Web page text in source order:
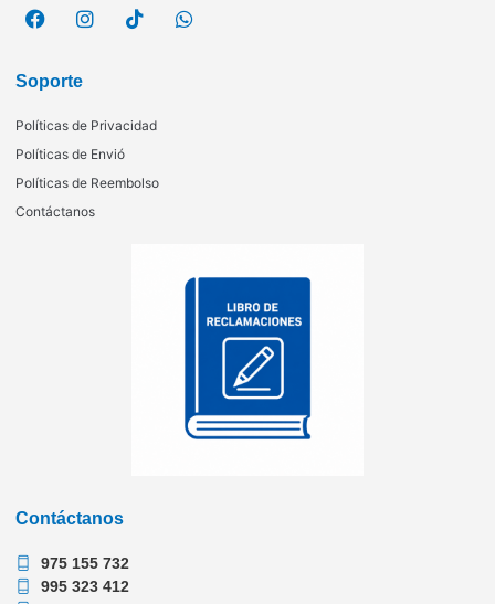
Soporte
Políticas de Privacidad
Políticas de Envió
Políticas de Reembolso
Contáctanos
Contáctanos
975 155 732
995 323 412